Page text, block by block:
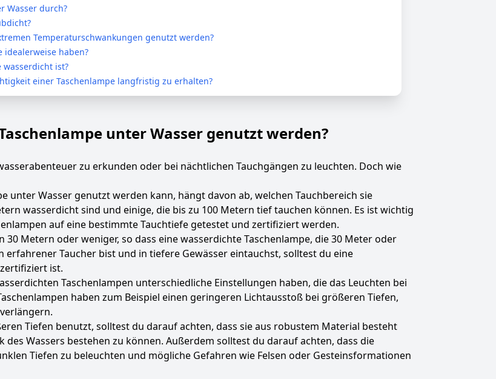
Wasser durch?
Temperaturschwankungen genutzt werden?
idealerweise haben?
ist?
einer Taschenlampe langfristig zu erhalten?
unter Wasser genutzt werden?
zu erkunden oder bei nächtlichen Tauchgängen zu leuchten. Doch wie
unter Wasser genutzt werden kann, hängt davon ab, welchen Tauchbereich sie
wasserdicht sind und einige, die bis zu 100 Metern tief tauchen können. Es ist wichtig
auf eine bestimmte Tauchtiefe getestet und zertifiziert werden.
Metern oder weniger, so dass eine wasserdichte Taschenlampe, die 30 Meter oder
Taucher bist und in tiefere Gewässer eintauchst, solltest du eine
ist.
Taschenlampen unterschiedliche Einstellungen haben, die das Leuchten bei
haben zum Beispiel einen geringeren Lichtausstoß bei größeren Tiefen,
Tiefen benutzt, solltest du darauf achten, dass sie aus robustem Material besteht
Wassers bestehen zu können. Außerdem solltest du darauf achten, dass die
Tiefen zu beleuchten und mögliche Gefahren wie Felsen oder Gesteinsformationen